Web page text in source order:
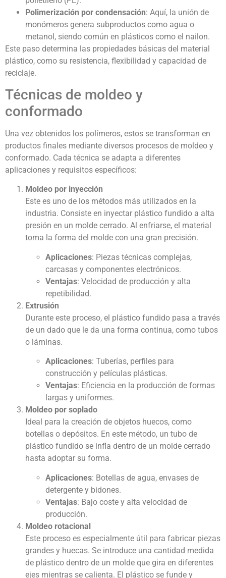
Polimerización por condensación: Aquí, la unión de
monómeros genera subproductos como agua o
metanol, siendo común en plásticos como el nailon.
Este paso determina las propiedades básicas del material
plástico, como su resistencia, flexibilidad y capacidad de
reciclaje.
Técnicas de moldeo y
conformado
Una vez obtenidos los polímeros, estos se transforman en
productos finales mediante diversos procesos de moldeo y
conformado. Cada técnica se adapta a diferentes
aplicaciones y requisitos específicos:
Moldeo por inyección
Este es uno de los métodos más utilizados en la
industria. Consiste en inyectar plástico fundido a alta
presión en un molde cerrado. Al enfriarse, el material
toma la forma del molde con una gran precisión.
Aplicaciones: Piezas técnicas complejas,
carcasas y componentes electrónicos.
Ventajas: Velocidad de producción y alta
repetibilidad.
Extrusión
Durante este proceso, el plástico fundido pasa a través
de un dado que le da una forma continua, como tubos
o láminas.
Aplicaciones: Tuberías, perfiles para
construcción y películas plásticas.
Ventajas: Eficiencia en la producción de formas
largas y uniformes.
Moldeo por soplado
Ideal para la creación de objetos huecos, como
botellas o depósitos. En este método, un tubo de
plástico fundido se infla dentro de un molde cerrado
hasta adoptar su forma.
Aplicaciones: Botellas de agua, envases de
detergente y bidones.
Ventajas: Bajo coste y alta velocidad de
producción.
Moldeo rotacional
Este proceso es especialmente útil para fabricar piezas
grandes y huecas. Se introduce una cantidad medida
de plástico dentro de un molde que gira en diferentes
ejes mientras se calienta. El plástico se funde y